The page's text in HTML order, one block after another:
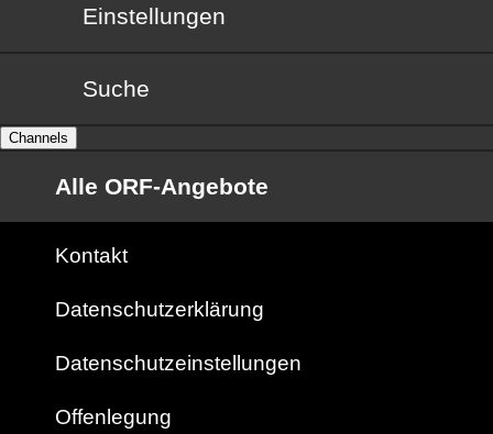
Einstellungen
Suche
Channels
Alle ORF-Angebote
Kontakt
Datenschutzerklärung
Datenschutzeinstellungen
Offenlegung